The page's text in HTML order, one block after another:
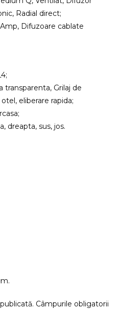
Radial direct;
Difuzoare cablate
transparenta, Grilaj de
eliberare rapida;
dreapta, sus, jos.
Câmpurile obligatorii